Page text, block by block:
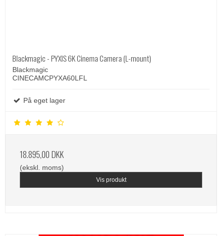
Blackmagic - PYXIS 6K Cinema Camera (L-mount)
Blackmagic
CINECAMCPYXA60LFL
På eget lager
18.895,00 DKK
(ekskl. moms)
Vis produkt